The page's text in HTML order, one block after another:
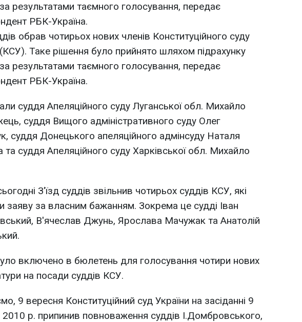
результатами таємного голосування, передає
РБК-Україна.
обрав чотирьох нових членів Конституційного суду
Таке рішення було прийнято шляхом підрахунку
результатами таємного голосування, передає
РБК-Україна.
суддя Апеляційного суду Луганської обл. Михайло
суддя Вищого адміністративного суду Олег
суддя Донецького апеляційного адмінсуду Наталя
та суддя Апеляційного суду Харківської обл. Михайло
З'їзд суддів звільнив чотирьох суддів КСУ, які
заяву за власним бажанням. Зокрема це судді Іван
В'ячеслав Джунь, Ярослава Мачужак та Анатолій
включено в бюлетень для голосування чотири нових
на посади суддів КСУ.
9 вересня Конституційний суд України на засіданні 9
2010 р. припинив повноваження суддів І.Домбровського,